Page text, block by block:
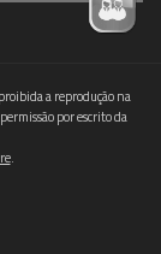
a reprodução na
por escrito da
.